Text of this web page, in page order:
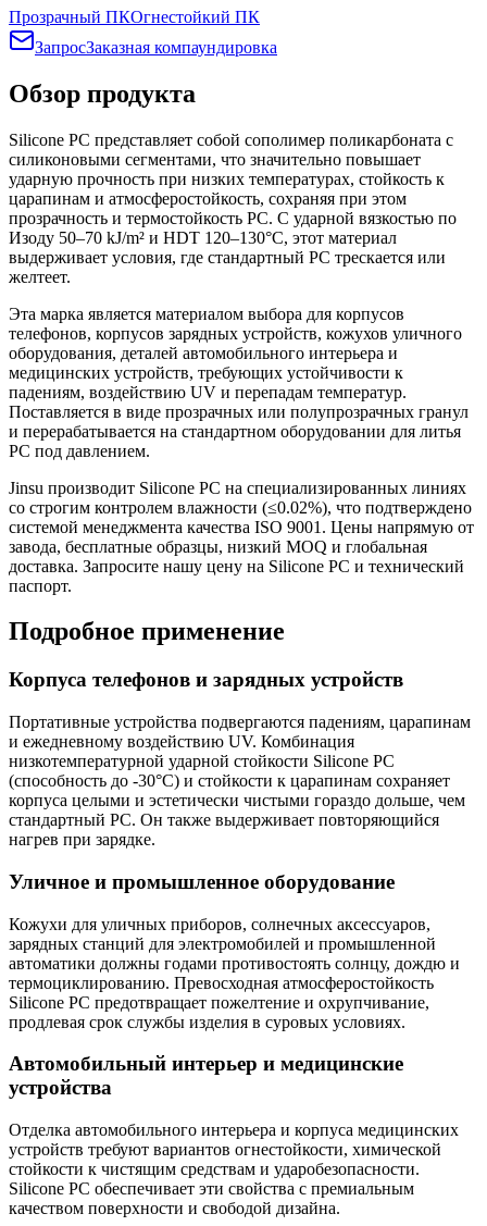
Прозрачный ПКОгнестойкий ПК
ЗапросЗаказная компаундировка
Обзор продукта
Silicone PC представляет собой сополимер поликарбоната с
силиконовыми сегментами, что значительно повышает
ударную прочность при низких температурах, стойкость к
царапинам и атмосферостойкость, сохраняя при этом
прозрачность и термостойкость PC. С ударной вязкостью по
Изоду 50–70 kJ/m² и HDT 120–130°C, этот материал
выдерживает условия, где стандартный PC трескается или
желтеет.
Эта марка является материалом выбора для корпусов
телефонов, корпусов зарядных устройств, кожухов уличного
оборудования, деталей автомобильного интерьера и
медицинских устройств, требующих устойчивости к
падениям, воздействию UV и перепадам температур.
Поставляется в виде прозрачных или полупрозрачных гранул
и перерабатывается на стандартном оборудовании для литья
PC под давлением.
Jinsu производит Silicone PC на специализированных линиях
со строгим контролем влажности (≤0.02%), что подтверждено
системой менеджмента качества ISO 9001. Цены напрямую от
завода, бесплатные образцы, низкий MOQ и глобальная
доставка. Запросите нашу цену на Silicone PC и технический
паспорт.
Подробное применение
Корпуса телефонов и зарядных устройств
Портативные устройства подвергаются падениям, царапинам
и ежедневному воздействию UV. Комбинация
низкотемпературной ударной стойкости Silicone PC
(способность до -30°C) и стойкости к царапинам сохраняет
корпуса целыми и эстетически чистыми гораздо дольше, чем
стандартный PC. Он также выдерживает повторяющийся
нагрев при зарядке.
Уличное и промышленное оборудование
Кожухи для уличных приборов, солнечных аксессуаров,
зарядных станций для электромобилей и промышленной
автоматики должны годами противостоять солнцу, дождю и
термоциклированию. Превосходная атмосферостойкость
Silicone PC предотвращает пожелтение и охрупчивание,
продлевая срок службы изделия в суровых условиях.
Автомобильный интерьер и медицинские
устройства
Отделка автомобильного интерьера и корпуса медицинских
устройств требуют вариантов огнестойкости, химической
стойкости к чистящим средствам и ударобезопасности.
Silicone PC обеспечивает эти свойства с премиальным
качеством поверхности и свободой дизайна.